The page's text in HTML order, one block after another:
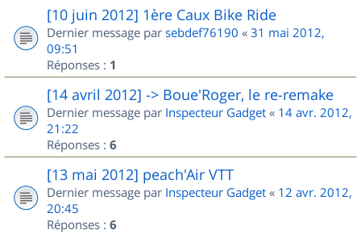
[10 juin 2012] 1ère Caux Bike Ride
Dernier message par sebdef76190 « 31 mai 2012,
09:51
Réponses : 1
[14 avril 2012] -> Boue'Roger, le re-remake
Dernier message par Inspecteur Gadget « 14 avr. 2012,
21:22
Réponses : 6
[13 mai 2012] peach'Air VTT
Dernier message par Inspecteur Gadget « 12 avr. 2012,
20:45
Réponses : 6